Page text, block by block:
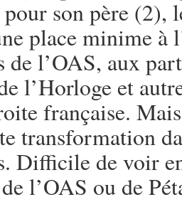
son père (2),
place minime à
de l’OAS, aux
l’Horloge et
française.
transformation
Difficile de voir
l’OAS ou de